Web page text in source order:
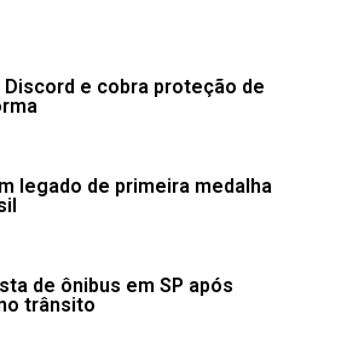
Discord e cobra proteção de
legado de primeira medalha
de ônibus em SP após
trânsito